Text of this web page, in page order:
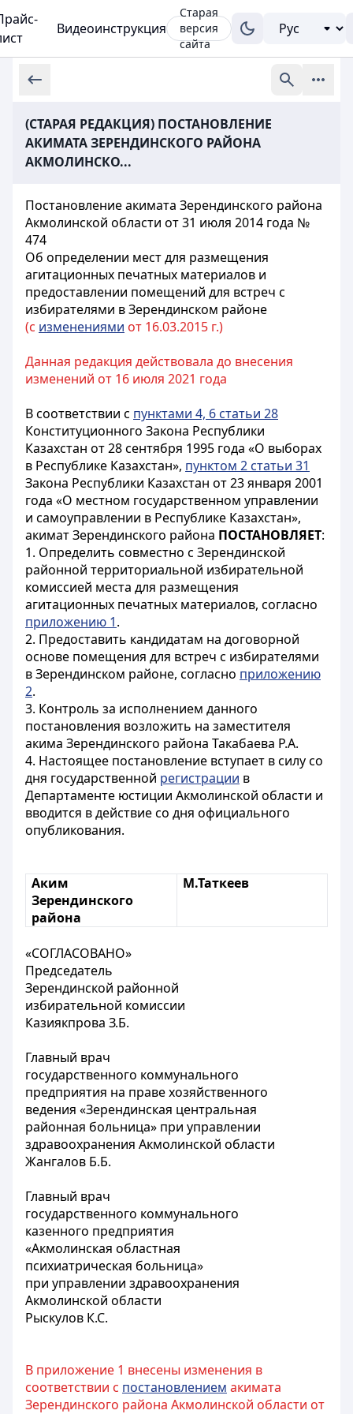
Видеоинструкция
Старая
версия
сайта
(СТАРАЯ РЕДАКЦИЯ) ПОСТАНОВЛЕНИЕ
АКИМАТА ЗЕРЕНДИНСКОГО РАЙОНА
АКМОЛИНСКО...
Постановление акимата Зерендинского района
Акмолинской области от 31 июля 2014 года №
474
Об определении мест для размещения
агитационных печатных материалов и
предоставлении помещений для встреч с
избирателями в Зерендинском районе
(с изменениями от 16.03.2015 г.)
Данная редакция действовала до внесения
изменений от 16 июля 2021 года
В соответствии с пунктами 4, 6 статьи 28
Конституционного Закона Республики
Казахстан от 28 сентября 1995 года «О выборах
в Республике Казахстан», пунктом 2 статьи 31
Закона Республики Казахстан от 23 января 2001
года «О местном государственном управлении
и самоуправлении в Республике Казахстан»,
акимат Зерендинского района ПОСТАНОВЛЯЕТ:
1. Определить совместно с Зерендинской
районной территориальной избирательной
комиссией места для размещения
агитационных печатных материалов, согласно
приложению 1.
2. Предоставить кандидатам на договорной
основе помещения для встреч с избирателями
в Зерендинском районе, согласно приложению
2.
3. Контроль за исполнением данного
постановления возложить на заместителя
акима Зерендинского района Такабаева Р.А.
4. Настоящее постановление вступает в силу со
дня государственной регистрации в
Департаменте юстиции Акмолинской области и
вводится в действие со дня официального
опубликования.
Аким
Зерендинского
района
М.Таткеев
«СОГЛАСОВАНО»
Председатель
Зерендинской районной
избирательной комиссии
Казиякпрова З.Б.
Главный врач
государственного коммунального
предприятия на праве хозяйственного
ведения «Зерендинская центральная
районная больница» при управлении
здравоохранения Акмолинской области
Жангалов Б.Б.
Главный врач
государственного коммунального
казенного предприятия
«Акмолинская областная
психиатрическая больница»
при управлении здравоохранения
Акмолинской области
Рыскулов К.С.
В приложение 1 внесены изменения в
соответствии с постановлением акимата
Зерендинского района Акмолинской области от